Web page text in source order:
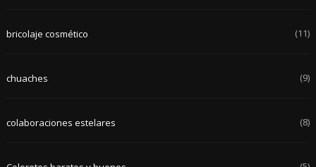
bricolaje cosmético (11)
chuaches (9)
colaboraciones estelares (8)